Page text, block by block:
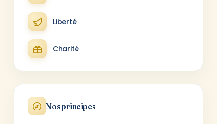
Liberté
Charité
Nos principes